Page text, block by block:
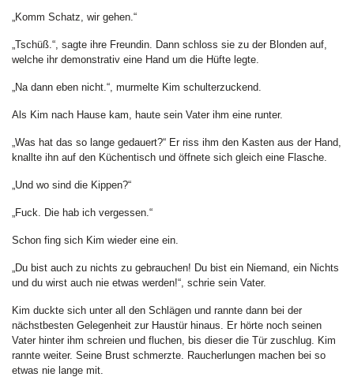
„Komm Schatz, wir gehen.“
„Tschüß.“, sagte ihre Freundin. Dann schloss sie zu der Blonden auf,
welche ihr demonstrativ eine Hand um die Hüfte legte.
„Na dann eben nicht.“, murmelte Kim schulterzuckend.
Als Kim nach Hause kam, haute sein Vater ihm eine runter.
„Was hat das so lange gedauert?“ Er riss ihm den Kasten aus der Hand,
knallte ihn auf den Küchentisch und öffnete sich gleich eine Flasche.
„Und wo sind die Kippen?“
„Fuck. Die hab ich vergessen.“
Schon fing sich Kim wieder eine ein.
„Du bist auch zu nichts zu gebrauchen! Du bist ein Niemand, ein Nichts
und du wirst auch nie etwas werden!“, schrie sein Vater.
Kim duckte sich unter all den Schlägen und rannte dann bei der
nächstbesten Gelegenheit zur Haustür hinaus. Er hörte noch seinen
Vater hinter ihm schreien und fluchen, bis dieser die Tür zuschlug. Kim
rannte weiter. Seine Brust schmerzte. Raucherlungen machen bei so
etwas nie lange mit.